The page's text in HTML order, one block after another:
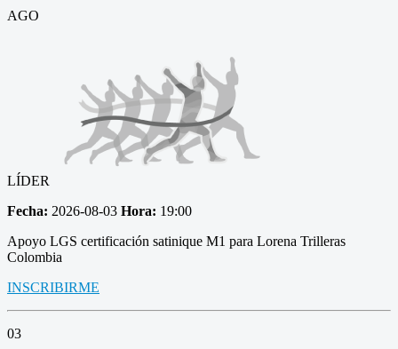
AGO
LÍDER
Fecha: 2026-08-03 Hora: 19:00
Apoyo LGS certificación satinique M1 para Lorena Trilleras
Colombia
INSCRIBIRME
03